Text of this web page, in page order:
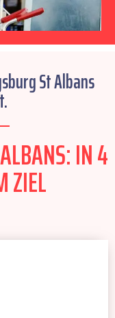
St Albans
IN 4
ZIEL